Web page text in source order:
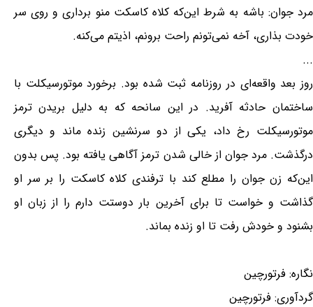
مرد جوان: باشه به شرط این‌که کلاه کاسکت منو برداری و روی سر
خودت بذاری، آخه نمی‌تونم راحت برونم، اذیتم می‌کنه.
...
روز بعد واقعه‌ای در روزنامه ثبت شده بود. برخورد موتورسیکلت با
ساختمان حادثه آفرید. در این سانحه که به دلیل بریدن ترمز
موتورسیکلت رخ داد، یکی از دو سرنشین زنده ماند و دیگری
درگذشت. مرد جوان از خالی شدن ترمز آگاهی یافته بود. پس بدون
این‌که زن جوان را مطلع کند با ترفندی کلاه کاسکت را بر سر او
گذاشت و خواست تا برای آخرین بار دوستت دارم را از زبان او
بشنود و خودش رفت تا او زنده بماند.
نگاره: فرتورچین
گردآوری: فرتورچین